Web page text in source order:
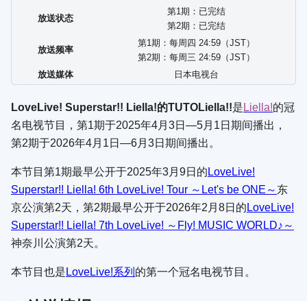
放送状态
第1期：已完结
第2期：已完结
放送频率
第1期：每周四 24:59（JST）
第2期：每周三 24:59（JST）
放送媒体
日本电视台
LoveLive! Superstar!! Liella!的TUTOLiella!!是 Liella!的冠
名电视节目，第1期于2025年4月3日—5月1日期间播出，
第2期于2026年4月1日—6月3日期间播出。
本节目第1期最早公开于2025年3月9日的 LoveLive!
Superstar!! Liella! 6th LoveLive! Tour ～Let's be ONE～ 东
京公演第2天，第2期最早公开于2026年2月8日的 LoveLive!
Superstar!! Liella! 7th LoveLive! ～Fly! MUSIC WORLD♪～
神奈川公演第2天。
本节目也是 LoveLive!系列 的第一个冠名电视节目。